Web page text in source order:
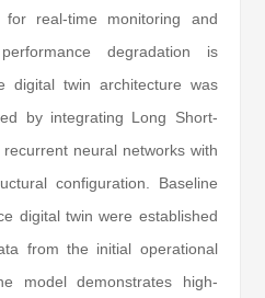
for real-time monitoring and
degradation is
digital twin architecture was
by integrating Long Short-
neural networks with
configuration. Baseline
digital twin were established
from the initial operational
model demonstrates high-